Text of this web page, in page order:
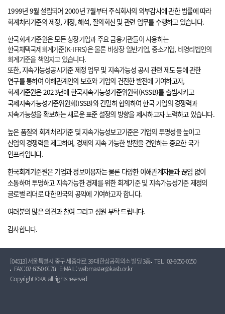
1999년 9월 설립되어 2000년 7월부터 주식회사의 외부감사에 관한 법률에 따라
회계처리기준의 제정, 개정, 해석, 질의회신 및 관련 업무를 수행하고 있습니다.
한국회계기준원은 모든 상장기업과 주요 금융기관들이 사용하는
한국채택국제회계기준(K-IFRS)은 물론 비상장 일반기업, 중소기업, 비영리법인의
회계기준을 책임지고 있습니다.
또한, 지속가능성공시기준 제정 업무 및 지속가능성 공시 관련 제도 등에 관한
연구를 통하여 이해관계인의 보호와 기업의 건전한 발전에 기여하고자,
회계기준원은 2023년에 한국지속가능성기준위원회(KSSB)를 출범시키고
국제지속가능성기준위원회(ISSB)와 긴밀히 협의하여 한국 기업의 경쟁력과
지속가능성을 확보하는 새로운 표준 설정의 방향을 제시하고자 노력하고 있습니다.
높은 품질의 회계처리기준 및 지속가능성보고기준은 기업의 투명성을 높이고
산업의 경쟁력을 제고하며, 경제의 지속 가능한 발전을 견인하는 중요한 국가
인프라입니다.
한국회계기준원은 기업과 정보이용자는 물론 다양한 이해관계자들과 끊임 없이
소통하며 투명하고 지속가능한 경제를 위한 회계기준 및 지속가능성기준 제정의
글로벌 리더로 대한민국의 공익에 기여하고자 합니다.
여러분의 많은 의견과 참여 그리고 성원 부탁 드립니다.
감사합니다.
[04513] 서울특별시 중구 세종대로 39 대한상공회의소 빌딩 3층 TEL : 02-6050-0150
FAX : 02-6050-0170
E-MAIL : webmaster@kasb.or.kr
Copyright ©KAI all rights reserved